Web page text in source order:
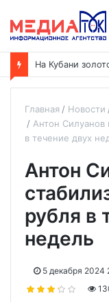
Главная Новости
Антон Силуанов
в течение двух
Антон
рубля в
недель
5 декабря 2024